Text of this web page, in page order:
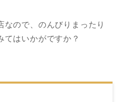
ので、のんびりまったり
てはいかがですか？